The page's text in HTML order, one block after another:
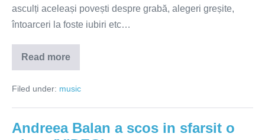
asculți aceleași povești despre grabă, alegeri greșite,
întoarceri la foste iubiri etc…
Read more
'Atât
de
sună
tristă
Filed under: music
Andreea Balan a scos in sfarsit o